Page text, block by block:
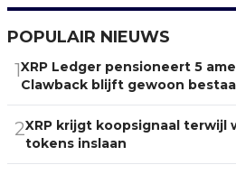
POPULAIR NIEUWS
1XRP Ledger pensioneert 5
Clawback blijft gewoon
2XRP krijgt koopsignaal terwijl
tokens inslaan